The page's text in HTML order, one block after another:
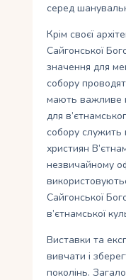
серед
Крім своєї
Сайгонської
значення для
собору
мають важливе
для
собору
християн
незвичайному
Сайгонської
в’єтнамської
Виставки та
вивчати і
поколінь.